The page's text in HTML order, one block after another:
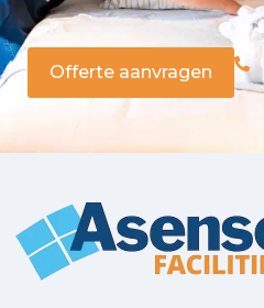
Offerte aanvragen